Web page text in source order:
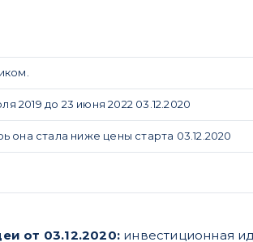
2019 до 23 июня 2022 03.12.2020
стала ниже цены старта 03.12.2020
от 03.12.2020: инвестиционная